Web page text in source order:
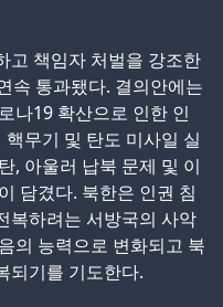
고 책임자 처벌을 강조한
속 통과됐다. 결의안에는
나19 확산으로 인한 인
무기 및 탄도 미사일 실
, 아울러 납북 문제 및 이
담겼다. 북한은 인권 침
복하려는 서방국의 사악
의 능력으로 변화되고 북
되기를 기도한다.